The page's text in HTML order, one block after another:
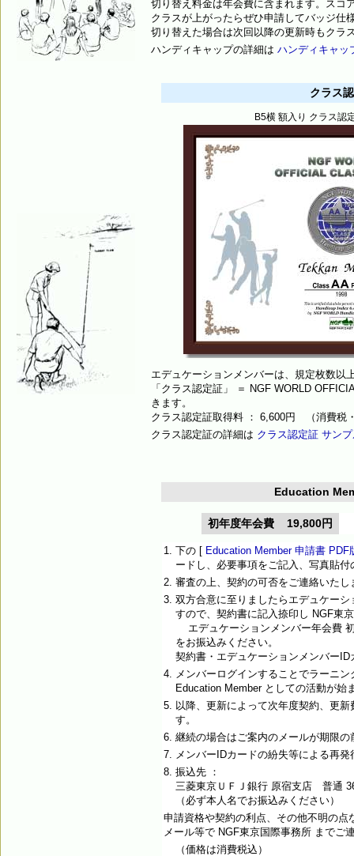
切り替え料金は年会費に含まれます。スコ
クラスが上がったらぜひ申請してバッジ仕
切り替えた場合は次回以降の更新時もクラ
ハンディキャップの詳細は ハンディキャッ
クラス
B5横 額入り クラス
エデュケーションメンバーは、規定枚数以
「クラス認定証」 ＝ NGF WORLD
きます。
クラス認定証取得料 ： 6,600円 （消費税
クラス認定証の詳細は クラス認定証 サン
Education
初年度年会費 19,800円
1. 下の [ Education Member 申請書 PDF
ードし、必要事項をご記入、写真貼
2. 審査の上、契約の可否をご連絡いたし
3. 双方合意に至りましたらエデュケー
すので、契約書に記入捺印し NGF東
エデュケーションメンバー年会費
をお振込みください。
契約書・エデュケーションメンバー
4. メンバーログインすることでラーニ
Education Member としての活動が始
5. 以降、更新によって次年度契約、更
す。
6. 継続の場合はご案内のメールが期限
7. メンバーIDカードの紛失等による再
8. 振込先 ：
三菱東京ＵＦＪ銀行 原宿支店 普通
（必ず本人名でお振込みください）
申請資格や契約の利点、その他不明の
メール等で NGF東京国際事務所 までご
（価格は消費税込）